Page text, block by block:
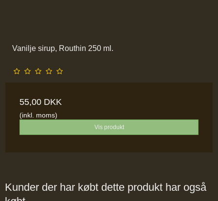
Vanilje sirup, Routhin 250 ml.
55,00 DKK
(inkl. moms)
Vis produkt
Kunder der har købt dette produkt har også